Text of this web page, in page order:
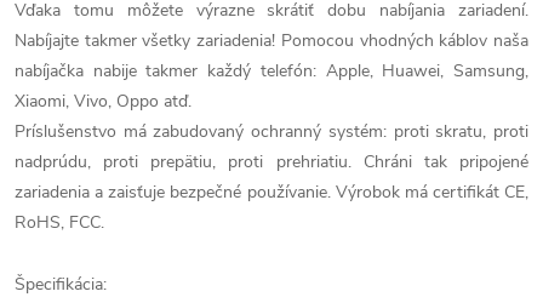
Vďaka tomu môžete výrazne skrátiť dobu nabíjania zariadení.
Nabíjajte takmer všetky zariadenia! Pomocou vhodných káblov naša
nabíjačka nabije takmer každý telefón: Apple, Huawei, Samsung,
Xiaomi, Vivo, Oppo atď.
Príslušenstvo má zabudovaný ochranný systém: proti skratu, proti
nadprúdu, proti prepätiu, proti prehriatiu. Chráni tak pripojené
zariadenia a zaisťuje bezpečné používanie. Výrobok má certifikát CE,
RoHS, FCC.
Špecifikácia: